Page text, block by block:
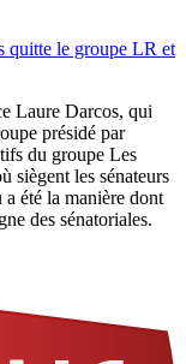
quitte le groupe LR et
Laure Darcos, qui
présidé par
du groupe Les
siègent les sénateurs
été la manière dont
des sénatoriales.